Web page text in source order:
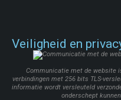
Veiligheid en
Communicatie met de website
verbindingen met 256 bits TLS-
informatie wordt versleuteld
onderschept